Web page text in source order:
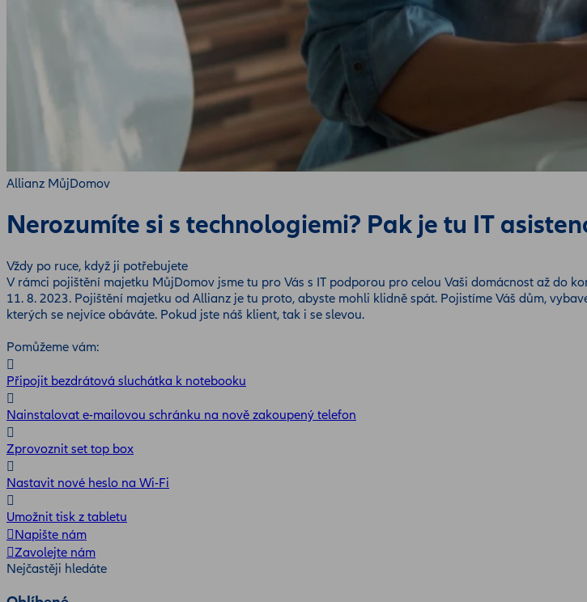
Allianz MůjDomov
Nerozumíte si s technologiemi? Pak je tu IT
Vždy po ruce, když ji potřebujete
V rámci pojištění majetku MůjDomov jsme tu pro Vás s IT podporou pro celou Vaši domácnost až do
11. 8. 2023. Pojištění majetku od Allianz je tu proto, abyste mohli klidně spát. Pojistíme Váš dům,
kterých se nejvíce obáváte. Pokud jste náš klient, tak i se slevou.
Pomůžeme vám:
Připojit bezdrátová sluchátka k notebooku
Nainstalovat e-mailovou schránku na nově zakoupený telefon
Zprovoznit set top box
Nastavit nové heslo na Wi-Fi
Umožnit tisk z tabletu
Napište nám
Zavolejte nám
Nejčastěji hledáte